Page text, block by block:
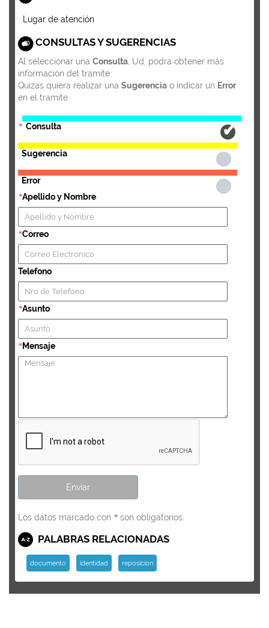
Lugar de atención
CONSULTAS Y SUGERENCIAS
Al seleccionar una Consulta , Ud. podra obtener más
información del tramite.
Quizas quiera realizar una Sugerencia o indicar un Error
en el tramite
* Consulta
Sugerencia
Error
*Apellido y Nombre
*Correo
Telefono
*Asunto
*Mensaje
Los datos marcado con * son obligatorios.
PALABRAS RELACIONADAS
documento identidad reposicion